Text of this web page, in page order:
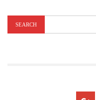
اتحاد کے باوجود شرد پوار
کے پاس سب کیلئے قابل قبول
کانگریس پارٹی کا ایک بھی